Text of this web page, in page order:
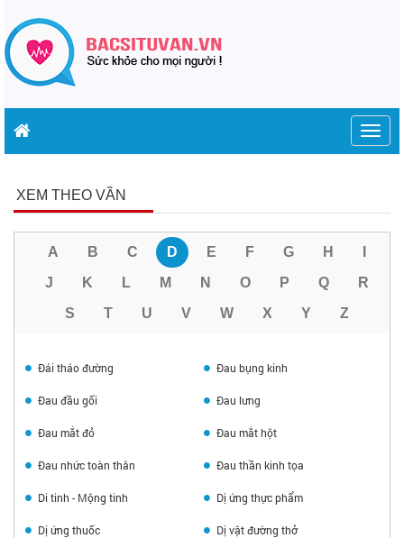
XEM THEO VẦN
A B C D E F G H
J
K L M N O P Q
R
S
T U V W X Y Z
Đái tháo đường Đau bụng kinh
Đau đầu gối Đau lưng
Đau mắt đỏ Đau mắt hột
Đau nhức toàn thân Đau thần kinh tọa
Di tinh - Mộng tinh Dị ứng thực phẩm
Dị ứng thuốc Dị vật đường thở